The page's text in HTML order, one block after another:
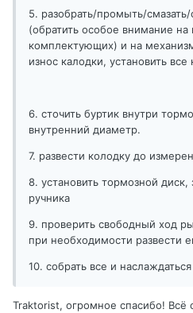
5. разобрать/промыть/
(обратить особое внимание на
комплектующих) и на
износ калодки, установить все
6. сточить буртик внутри
внутренний диаметр.
7. развести колодку до
8. установить тормозной диск,
ручника
9. проверить свободный ход
при необходимости развести
10. собрать все и
Traktorist, огромное спасибо! Всё